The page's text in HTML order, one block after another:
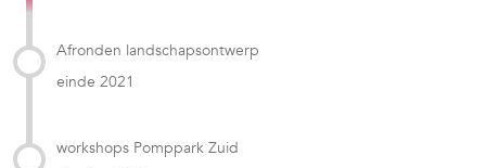
Afronden landschapsontwerp
einde 2021
workshops Pomppark Zuid